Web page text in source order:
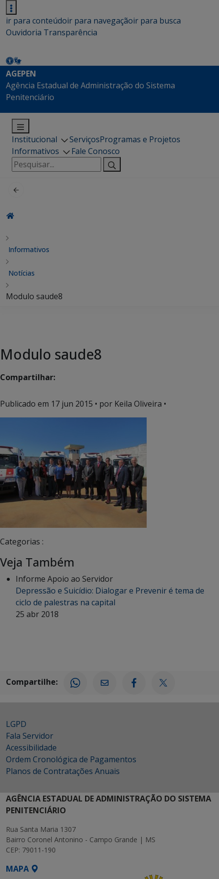
ir para conteúdoir para navegaçãoir para busca
Ouvidoria Transparência
AGEPEN
Agência Estadual de Administração do Sistema
Penitenciário
Institucional ServiçosProgramas e Projetos
Informativos
Fale Conosco
Pesquisar
por:
Informativos
Notícias
Modulo saude8
Modulo saude8
Compartilhar:
Publicado em 17 jun 2015 • por Keila Oliveira •
Categorias :
Veja Também
Informe Apoio ao Servidor
Depressão e Suicídio: Dialogar e Prevenir é tema de
ciclo de palestras na capital
25 abr 2018
Compartilhe:
LGPD
Fala Servidor
Acessibilidade
Ordem Cronológica de Pagamentos
Planos de Contratações Anuais
AGÊNCIA ESTADUAL DE ADMINISTRAÇÃO DO SISTEMA
PENITENCIÁRIO
Rua Santa Maria 1307
Bairro Coronel Antonino - Campo Grande | MS
CEP: 79011-190
MAPA